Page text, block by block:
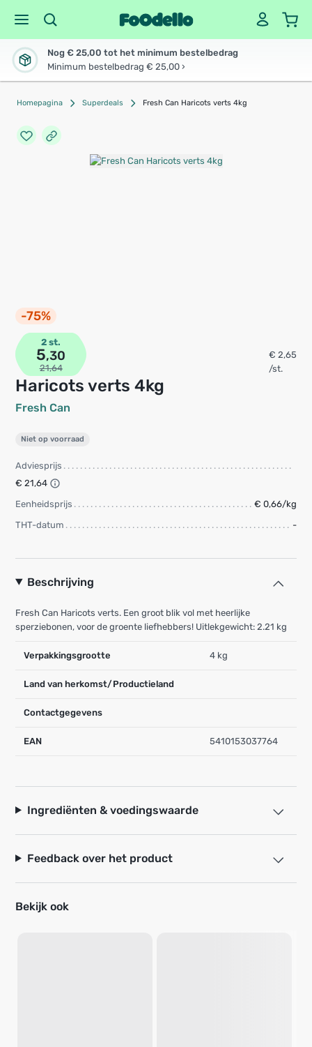
Nog € 25,00 tot het minimum bestelbedrag
Minimum bestelbedrag € 25,00 ›
Homepagina Superdeals Fresh Can Haricots verts 4kg
-75%
Haricots verts 4kg
Fresh Can
2 st.
5,30
21,64
€ 2,65
/st.
Niet op voorraad
Adviesprijs
€ 21,64
Eenheidsprijs
€ 0,66/kg
THT-datum
-
Beschrijving
Fresh Can Haricots verts. Een groot blik vol met heerlijke
sperziebonen, voor de groente liefhebbers! Uitlekgewicht: 2.21 kg
Verpakkingsgrootte 4 kg
Land van herkomst/Productieland
Contactgegevens
EAN 5410153037764
Ingrediënten & voedingswaarde
Feedback over het product
Bekijk ook